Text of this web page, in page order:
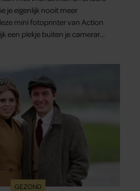
je eigenlijk nooit meer
mini fotoprinter van Action
een plekje buiten je camerarol.
GEZOND